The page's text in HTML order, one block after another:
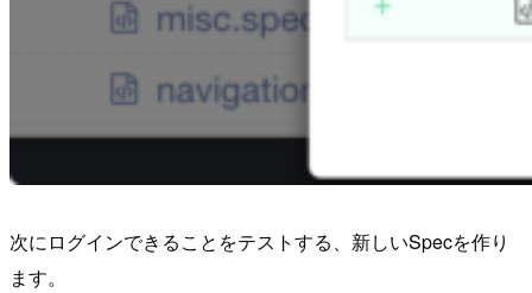
次にログインできることをテストする、新しいSpecを作り
ます。